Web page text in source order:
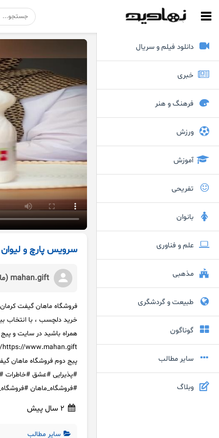
دانلود فیلم و سریال
خبری
فرهنگ و هنر
ورزش
آموزش
تفریحی
بانوان
علم و فناوری
مذهبی
طبیعت و گردشگری
گوناگون
سایر مطالب
وبلاگ
سرویس پارچ و
mahan.gift (ماهان گیفت)
خرید دلچسب ، با انتخاب
همراه باشید در سایت و
#پذیرایی #عشق #خاطرات
#فروشگاه_ماهان
سایر مطالب